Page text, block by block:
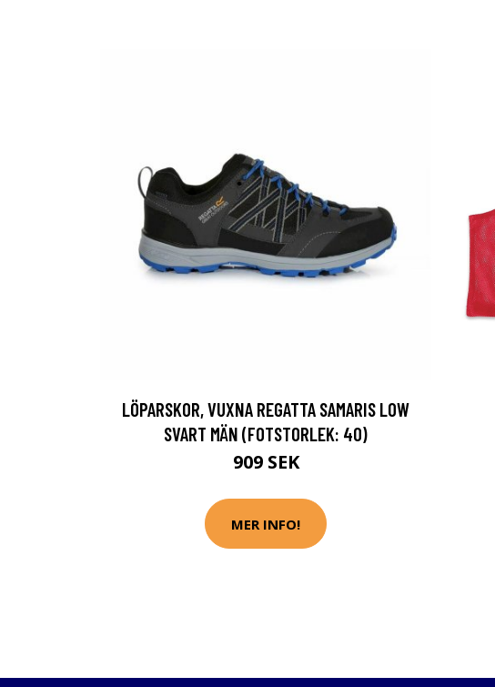
LÖPARSKOR, VUXNA REGATTA SAMARIS LOW
SVART MÄN (FOTSTORLEK: 40)
909 SEK
MER INFO!